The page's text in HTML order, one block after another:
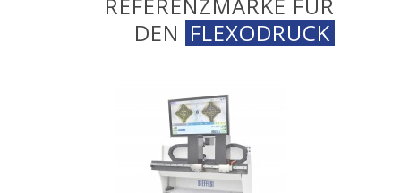
DEN FLEXODRUCK